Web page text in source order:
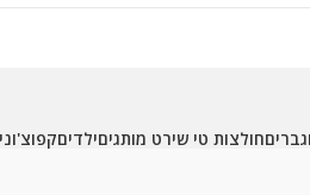
חולצות טי שירט מותגיםילדים